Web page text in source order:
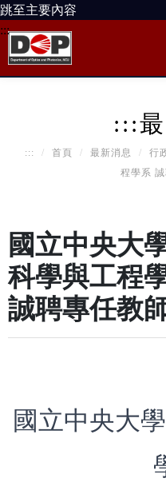
跳至主要內容
:::
:::
::: 首頁 最新消息 行
程學系
國立中央大
科學與工程
誠聘專任教
國立中央大